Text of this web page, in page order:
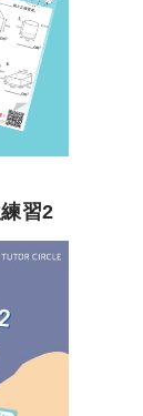
習2